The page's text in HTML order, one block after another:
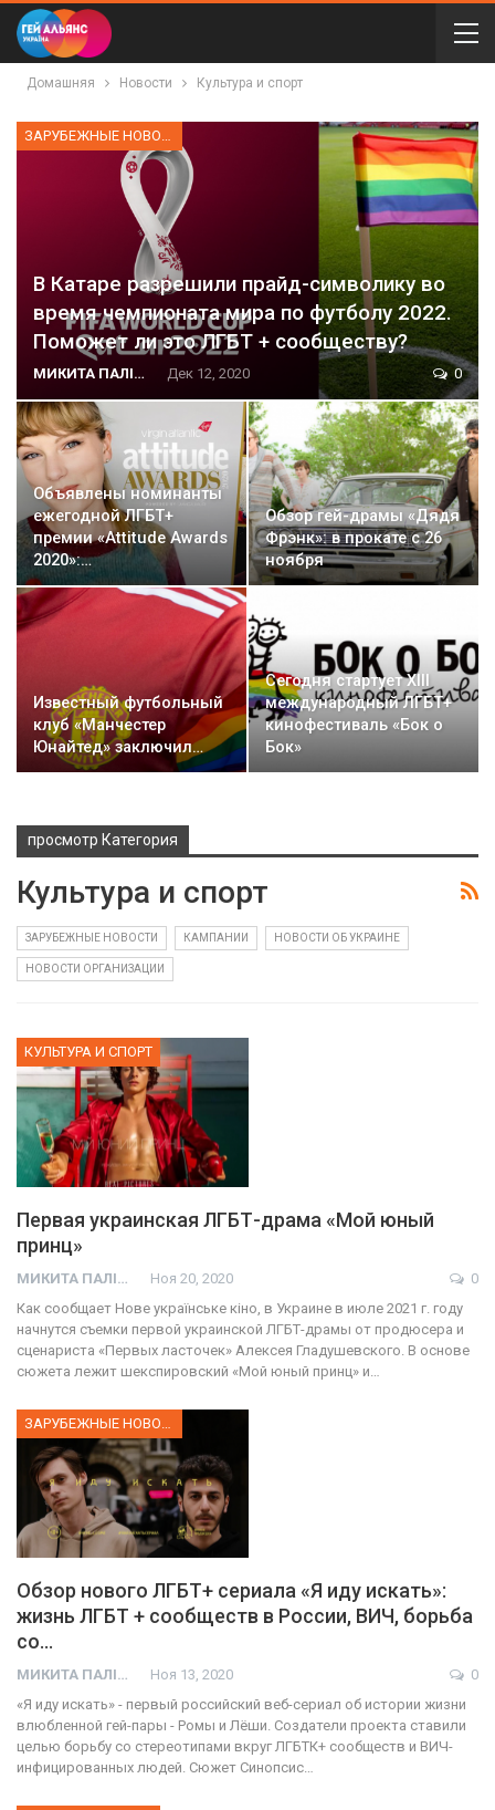
Домашняя Новости Культура и спорт
ЗАРУБЕЖНЫЕ НОВОСТИ
В Катаре разрешили прайд-символику во
время чемпионата мира по футболу 2022.
Поможет ли это ЛГБТ + сообществу?
МИКИТА ПАЛІЙ Дек 12, 2020 0
Объявлены номинанты
ежегодной ЛГБТ+
премии «Attitude Awards
2020»:…
Обзор гей-драмы «Дядя
Фрэнк»: в прокате с 26
ноября
Известный футбольный
клуб «Манчестер
Юнайтед» заключил…
Сегодня стартует XIII
международный ЛГБТ+
кинофестиваль «Бок о
Бок»
просмотр Категория
Культура и спорт
ЗАРУБЕЖНЫЕ НОВОСТИ КАМПАНИИ НОВОСТИ ОБ УКРАИНЕ
НОВОСТИ ОРГАНИЗАЦИИ
КУЛЬТУРА И СПОРТ
Первая украинская ЛГБТ-драма «Мой юный
принц»
МИКИТА ПАЛІЙ Ноя 20, 2020
0
Как сообщает Нове українське кіно, в Украине в июле 2021 г. году
начнутся съемки первой украинской ЛГБТ-драмы от продюсера и
сценариста «Первых ласточек» Алексея Гладушевского. В основе
сюжета лежит шекспировский «Мой юный принц» и…
Обзор нового ЛГБТ+ сериала «Я иду искать»:
жизнь ЛГБТ + сообществ в России, ВИЧ, борьба
со…
МИКИТА ПАЛІЙ Ноя 13, 2020
0
«Я иду искать» - первый российский веб-сериал об истории жизни
влюбленной гей-пары - Ромы и Лёши. Создатели проекта ставили
целью борьбу со стереотипами вкруг ЛГБТК+ сообществ и ВИЧ-
инфицированных людей. Сюжет Синопсис…